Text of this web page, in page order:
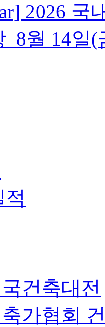
2026 국
월 14일(
건축대전
가협회